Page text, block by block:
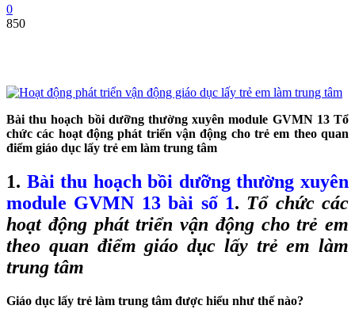
0
850
Bài thu hoạch bồi dưỡng thường xuyên module GVMN 13 Tổ
chức các hoạt động phát triển vận động cho trẻ em theo quan
điểm giáo dục lấy trẻ em làm trung tâm
1. Bài thu hoạch bồi dưỡng thường xuyên
module GVMN 13 bài số 1. Tổ chức các
hoạt động phát triển vận động cho trẻ em
theo quan điểm giáo dục lấy trẻ em làm
trung tâm
Giáo dục lấy trẻ làm trung tâm được hiểu như thế nào?